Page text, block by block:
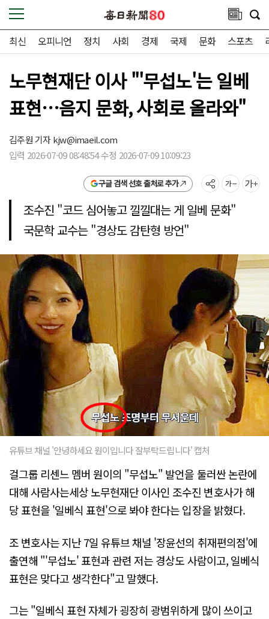
최신 오피니언 정치 사회 경제 국제 문화 스포츠
노무현재단 이사 "'무섭노'는 일베
표현…음지 문화, 사회로 올라와"
김주원 기자kjw@imaeil.com
입력 2026-07-09 08:48:54 수정 2026-07-09 10:09:23
구글 검색 선호 출처로 추가
조수진 "코드 심어놓고 낄낄대는 게 일베 문화"
국문학 교수는 "경상도 감탄형 방언"
유튜브 채널 '안녕하세요 원이입니다 잘부탁드립니다' 캡처
걸그룹 리센느 멤버 원이의 "무섭노" 발언을 둘러싼 논란에
대해 사람사는세상 노무현재단 이사인 조수진 변호사가 해
당 표현을 '일베식 표현'으로 봐야 한다는 입장을 밝혔다.
조 변호사는 지난 7일 유튜브 채널 '장윤선의 취재편의점'에
출연해 "'무섭노' 표현과 관련 저는 경상도 사람이고, 일베식
표현은 맞다고 생각한다"고 말했다.
그는 "일베식 표현 자체가 굉장히 광범위하게 많이 쓰이고